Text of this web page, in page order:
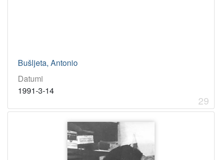
Bušljeta, Antonio
Datumi
1991-3-14
29